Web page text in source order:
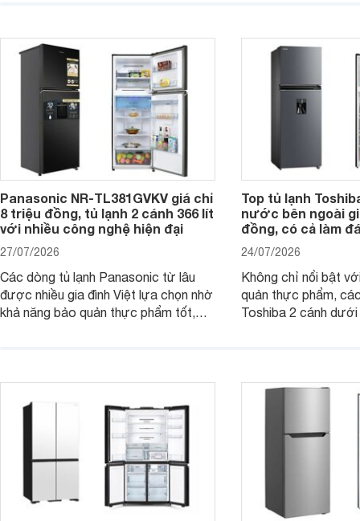
nhiều công nghệ.
Panasonic NR-TL381GVKV giá chỉ
8 triệu đồng, tủ lạnh 2 cánh 366 lít
với nhiều công nghệ hiện đại
27/07/2026
Các dòng tủ lạnh Panasonic từ lâu
được nhiều gia đình Việt lựa chọn nhờ
khả năng bảo quản thực phẩm tốt,
phân khúc khiến không ít người dùng
phải cân nhắc. Trên thị trường hiện
Top tủ lạnh
nước bên ngoài
đồng, có cả làm
24/07/2026
Không chỉ nổi bật
quản thực phẩm,
Toshiba 2 cánh